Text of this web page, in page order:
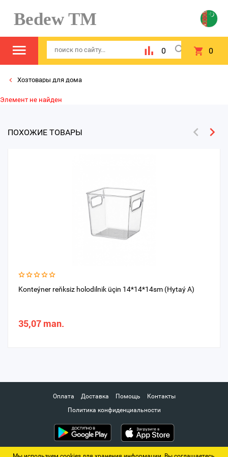
Bedew TM
0 0
Хозтовары для дома
Элемент не найден
ПОХОЖИЕ ТОВАРЫ
Konteýner reňksiz holodilnik üçin 14*14*14sm (Hytaý A)
35,07 man.
Оплата Доставка Помощь
Контакты
Политика конфиденциальности